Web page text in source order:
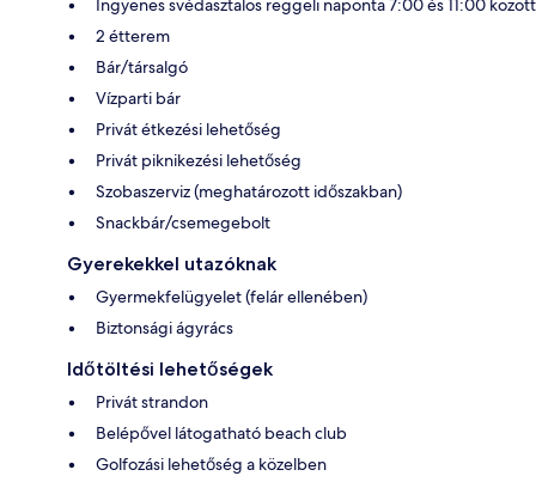
Ingyenes svédasztalos reggeli naponta 7:00 és 11:00 között
2 étterem
Bár/társalgó
Vízparti bár
Privát étkezési lehetőség
Privát piknikezési lehetőség
Szobaszerviz (meghatározott időszakban)
Snackbár/csemegebolt
Gyerekekkel utazóknak
Gyermekfelügyelet (felár ellenében)
Biztonsági ágyrács
Időtöltési lehetőségek
Privát strandon
Belépővel látogatható beach club
Golfozási lehetőség a közelben